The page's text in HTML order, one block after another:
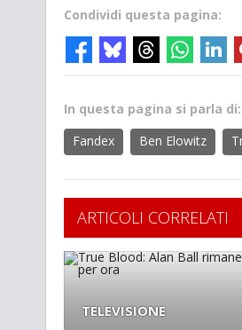
Condividi questa pagina:
In questa pagina si parla di:
Fandex
Ben Elowitz
ARTICOLI CORRELATI
TELEVISIONE